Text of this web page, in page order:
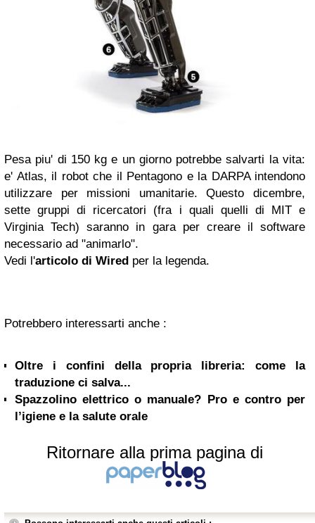
Pesa piu' di 150 kg e un giorno potrebbe salvarti la vita:
e' Atlas, il robot che il Pentagono e la DARPA intendono
utilizzare per missioni umanitarie. Questo dicembre,
sette gruppi di ricercatori (fra i quali quelli di MIT e
Virginia Tech) saranno in gara per creare il software
necessario ad "animarlo".
Vedi l'articolo di Wired per la legenda.
Potrebbero interessarti anche :
Oltre i confini della propria libreria: come la
traduzione ci salva...
Spazzolino elettrico o manuale? Pro e contro per
l’igiene e la salute orale
Ritornare alla prima pagina di